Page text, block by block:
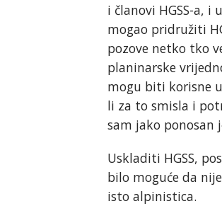
i članovi HGSS-a,
mogao pridružiti
pozove netko tko
planinarske
mogu biti korisne
li za to smisla i
sam jako ponosan
Uskladiti HGSS,
bilo moguće da
isto alpinistica.